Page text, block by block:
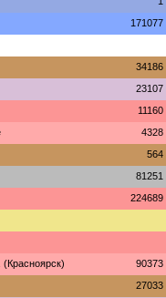
171077
34186
23107
11160
4328
564
81251
224689
90373
27033